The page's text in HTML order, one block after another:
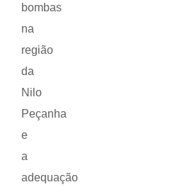
bombas
na
região
da
Nilo
Peçanha
e
a
adequação